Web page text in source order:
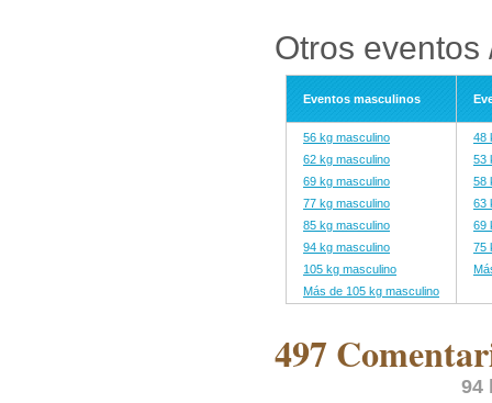
Otros
Eventos masculinos
56 kg masculino
62 kg masculino
69 kg masculino
77 kg masculino
85 kg masculino
94 kg masculino
105 kg masculino
Más de 105 kg masculino
48
53
58
63
69
75
497
94